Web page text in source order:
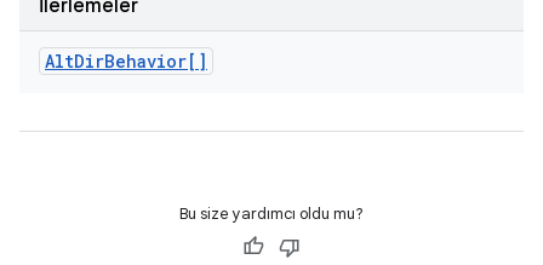
İlerlemeler
AltDirBehavior[]
Bu size yardımcı oldu mu?